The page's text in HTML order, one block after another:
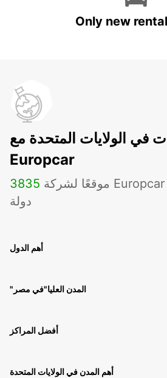
Only new
في الولايات المتحدة مع
Europcar
3835
دولة
أهم الدول
"المدن العليا"في مصر
أفضل المراكز
أهم المدن في الولايات المتحدة